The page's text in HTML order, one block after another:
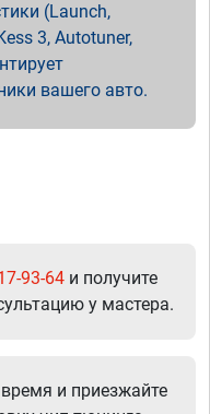
(Launch,
3, Autotuner,
вашего авто.
93-64 и получите
у мастера.
и приезжайте